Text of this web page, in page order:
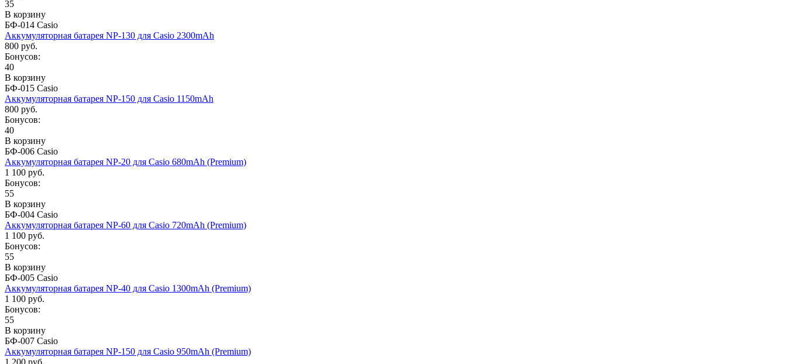
35
В корзину
БФ-014 Casio
Аккумуляторная батарея NP-130 для Casio 2300mAh
800 руб.
Бонусов:
40
В корзину
БФ-015 Casio
Аккумуляторная батарея NP-150 для Casio 1150mAh
800 руб.
Бонусов:
40
В корзину
БФ-006 Casio
Аккумуляторная батарея NP-20 для Casio 680mAh (Premium)
1 100 руб.
Бонусов:
55
В корзину
БФ-004 Casio
Аккумуляторная батарея NP-60 для Casio 720mAh (Premium)
1 100 руб.
Бонусов:
55
В корзину
БФ-005 Casio
Аккумуляторная батарея NP-40 для Casio 1300mAh (Premium)
1 100 руб.
Бонусов:
55
В корзину
БФ-007 Casio
Аккумуляторная батарея NP-150 для Casio 950mAh (Premium)
1 200 руб.